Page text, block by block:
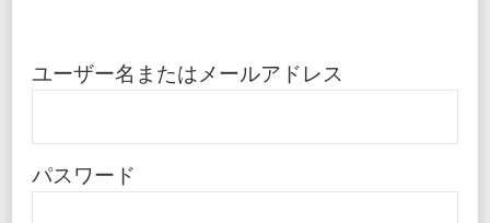
ユーザー名またはメールアドレス
パスワード